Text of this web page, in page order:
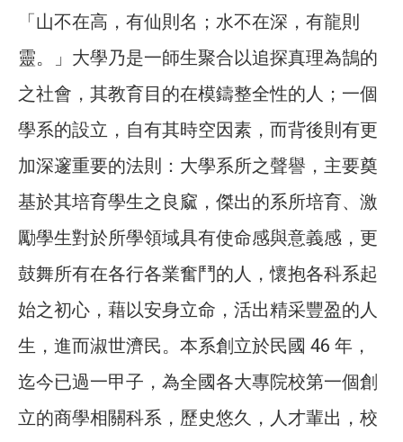
「山不在高，有仙則名；水不在深，有龍則
靈。」大學乃是一師生聚合以追探真理為鵠的
之社會，其教育目的在模鑄整全性的人；一個
學系的設立，自有其時空因素，而背後則有更
加深邃重要的法則：大學系所之聲譽，主要奠
基於其培育學生之良窳，傑出的系所培育、激
勵學生對於所學領域具有使命感與意義感，更
鼓舞所有在各行各業奮鬥的人，懷抱各科系起
始之初心，藉以安身立命，活出精采豐盈的人
生，進而淑世濟民。本系創立於民國 46 年，
迄今已過一甲子，為全國各大專院校第一個創
立的商學相關科系，歷史悠久，人才輩出，校